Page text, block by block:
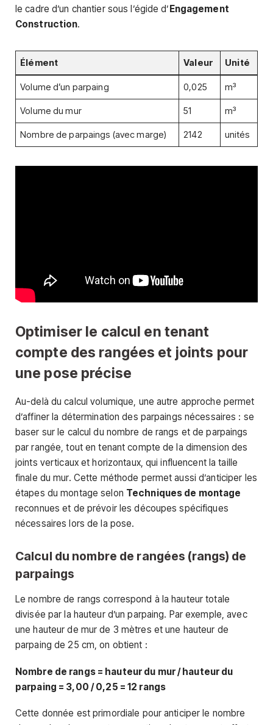
le cadre d’un chantier sous l’égide d’Engagement
Construction.
Élément Valeur Unité
Volume d’un parpaing 0,025 m³
Volume du mur 51 m³
Nombre de parpaings (avec marge) 2142 unités
Optimiser le calcul en tenant
compte des rangées et joints pour
une pose précise
Au-delà du calcul volumique, une autre approche permet
d’affiner la détermination des parpaings nécessaires : se
baser sur le calcul du nombre de rangs et de parpaings
par rangée, tout en tenant compte de la dimension des
joints verticaux et horizontaux, qui influencent la taille
finale du mur. Cette méthode permet aussi d’anticiper les
étapes du montage selon Techniques de montage
reconnues et de prévoir les découpes spécifiques
nécessaires lors de la pose.
Calcul du nombre de rangées (rangs) de
parpaings
Le nombre de rangs correspond à la hauteur totale
divisée par la hauteur d’un parpaing. Par exemple, avec
une hauteur de mur de 3 mètres et une hauteur de
parpaing de 25 cm, on obtient :
Nombre de rangs = hauteur du mur / hauteur du
parpaing = 3,00 / 0,25 = 12 rangs
Cette donnée est primordiale pour anticiper le nombre